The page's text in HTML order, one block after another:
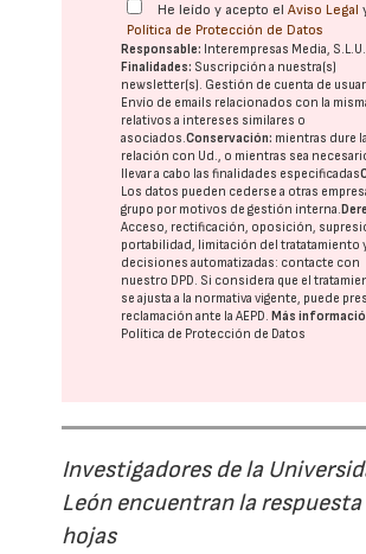
He leído y acepto elAviso Legal
Política de Protección de Datos
Responsable: Interempresas Media, S.L.U.
Finalidades: Suscripción a nuestra(s)
newsletter(s). Gestión de cuenta de
Envío de emails relacionados con la
relativos a intereses similares o
asociados.Conservación: mientras dure la
relación con Ud., o mientras sea
llevar a cabo las finalidades especificadas
Los datos pueden cederse a otras
grupo por motivos de gestión interna.
Acceso, rectificación, oposición,
portabilidad, limitación del tratatamiento
decisiones automatizadas: contacte con
nuestro DPD. Si considera que el
se ajusta a la normativa vigente, puede
reclamación ante laAEPD. Más
Política de Protección de Datos
Investigadores de la
León encuentran la respuesta
hojas